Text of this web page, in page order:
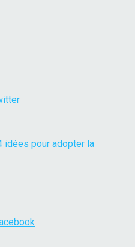
idées pour adopter la